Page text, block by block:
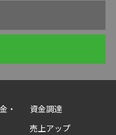
・
資金調達
売上アップ